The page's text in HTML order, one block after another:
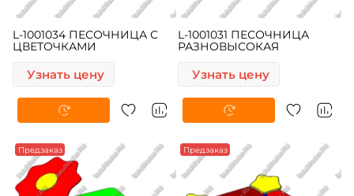
L-1001034 ПЕСОЧНИЦА С
ЦВЕТОЧКАМИ
Узнать цену
L-1001031 ПЕСОЧНИЦА
РАЗНОВЫСОКАЯ
Узнать цену
Предзаказ Предзаказ